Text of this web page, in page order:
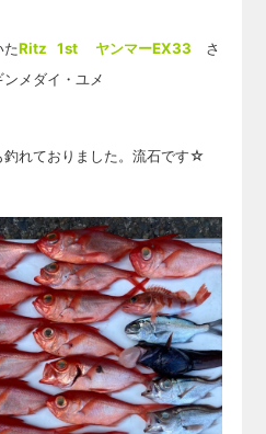
たRitz 1st ヤンマーEX33 さ
メダイ・ユメ
釣れておりました。流石です☆